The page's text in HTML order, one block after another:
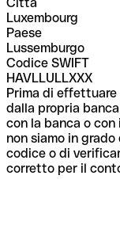
Luxembourg
Paese
Lussemburgo
Codice SWIFT
HAVLLULLXXX
Prima di
dalla propria
con la banca o
non siamo in
codice o di
corretto per il